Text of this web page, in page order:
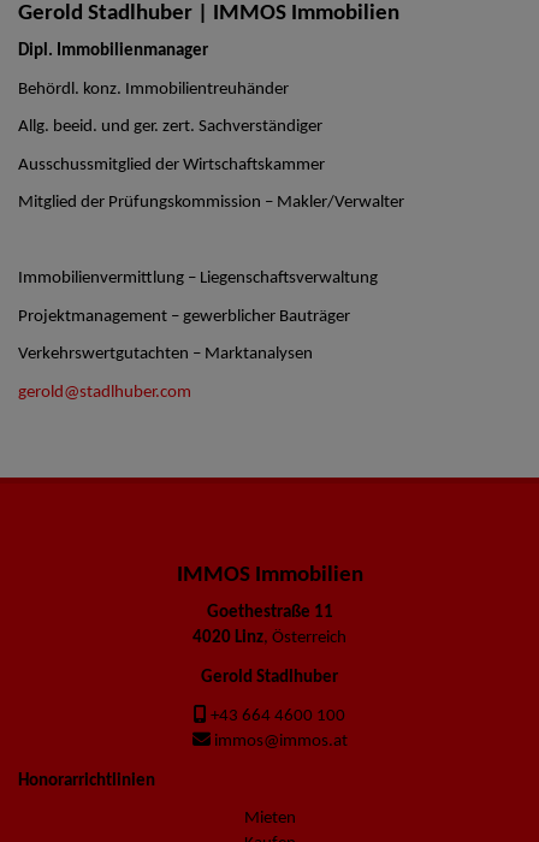
Gerold Stadlhuber | IMMOS Immobilien
Dipl. Immobilienmanager
Behördl. konz. Immobilientreuhänder
Allg. beeid. und ger. zert. Sachverständiger
Ausschussmitglied der Wirtschaftskammer
Mitglied der Prüfungskommission – Makler/Verwalter
Immobilienvermittlung – Liegenschaftsverwaltung
Projektmanagement – gewerblicher Bauträger
Verkehrswertgutachten – Marktanalysen
gerold@stadlhuber.com
IMMOS Immobilien
Goethestraße 11
4020 Linz, Österreich
Gerold Stadlhuber
+43 664 4600 100
immos@immos.at
Honorarrichtlinien
Mieten